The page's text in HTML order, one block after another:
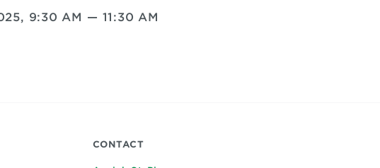
9:30 AM — 11:30 AM
CONTACT